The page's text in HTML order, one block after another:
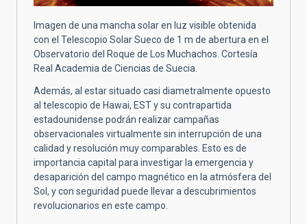
Imagen de una mancha solar en luz visible obtenida
con el Telescopio Solar Sueco de 1 m de abertura en el
Observatorio del Roque de Los Muchachos. Cortesía
Real Academia de Ciencias de Suecia.
Además, al estar situado casi diametralmente opuesto
al telescopio de Hawai, EST y su contrapartida
estadounidense podrán realizar campañas
observacionales virtualmente sin interrupción de una
calidad y resolución muy comparables. Esto es de
importancia capital para investigar la emergencia y
desaparición del campo magnético en la atmósfera del
Sol, y con seguridad puede llevar a descubrimientos
revolucionarios en este campo.